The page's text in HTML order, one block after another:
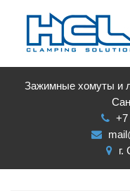
Зажимные хомуты и
+7
г.